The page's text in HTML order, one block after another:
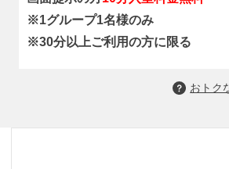
※1グループ1名様のみ
※30分以上ご利用の方に限る
おトク